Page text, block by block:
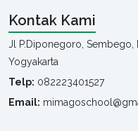
Kontak Kami
Jl P.Diponegoro, Sembego,
Yogyakarta
Telp: 082223401527
Email: